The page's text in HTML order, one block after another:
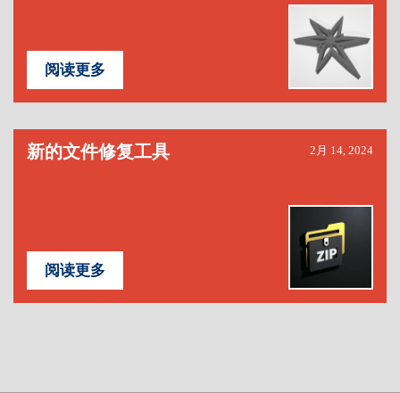
阅读更多
新的文件修复工具 2月 14, 2024
阅读更多